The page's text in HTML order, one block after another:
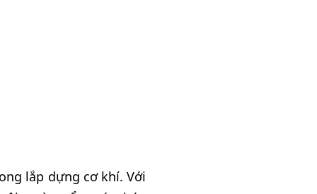
lắp dựng cơ khí. Với